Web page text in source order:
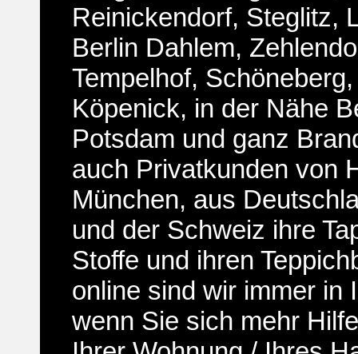
Reinickendorf, Steglitz,
Berlin Dahlem,
Tempelhof,
Köpenick, in der Nähe
Potsdam und ganz
auch Privatkunden von
München, aus
und der Schweiz ihre
Stoffe und ihren
online sind wir immer in
wenn Sie sich mehr